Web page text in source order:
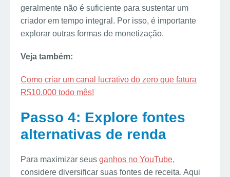
geralmente não é suficiente para sustentar um
criador em tempo integral. Por isso, é importante
explorar outras formas de monetização.
Veja também:
Como criar um canal lucrativo do zero que fatura
R$10.000 todo mês!
Passo 4: Explore fontes
alternativas de renda
Para maximizar seus ganhos no YouTube,
considere diversificar suas fontes de receita. Aqui